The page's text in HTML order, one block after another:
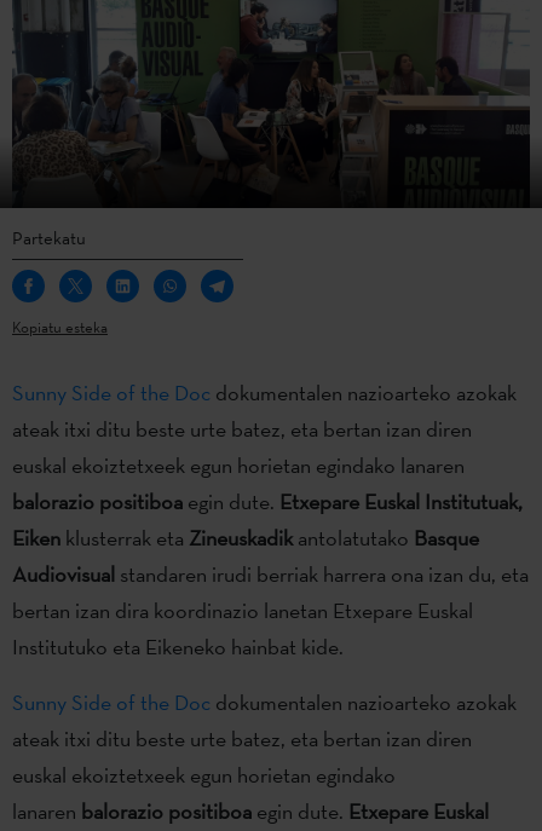
Partekatu
Kopiatu esteka
Sunny Side of the Doc dokumentalen nazioarteko azokak
ateak itxi ditu beste urte batez, eta bertan izan diren
euskal ekoiztetxeek egun horietan egindako lanaren
balorazio positiboa egin dute. Etxepare Euskal Institutuak,
Eiken klusterrak eta Zineuskadikantolatutako Basque
Audiovisual standaren irudi berriak harrera ona izan du, eta
bertan izan dira koordinazio lanetan Etxepare Euskal
Institutuko eta Eikeneko hainbat kide.
Sunny Side of the Doc dokumentalen nazioarteko azokak
ateak itxi ditu beste urte batez, eta bertan izan diren
euskal ekoiztetxeek egun horietan egindako
lanaren balorazio positiboa egin dute. Etxepare Euskal